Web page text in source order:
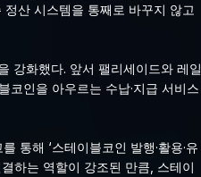
산 시스템을 통째로 바꾸지 않고
강화했다. 앞서 팰리세이드와 레일
인을 아우르는 수납·지급 서비스
통해 ‘스테이블코인 발행·활용·유
하는 역할이 강조된 만큼, 스테이